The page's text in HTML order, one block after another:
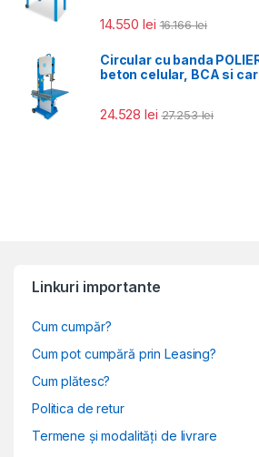
14.550lei 16.166lei
Circular cu banda
beton celular, BCA si
24.528lei 27.253lei
Linkuri importante
Cum cumpăr?
Cum pot cumpără prin Leasing?
Cum plătesc?
Politica de retur
Termene și modalități de livrare